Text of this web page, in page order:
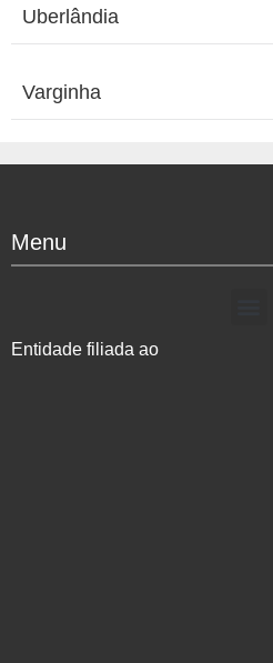
Uberlândia
Varginha
Menu
Entidade filiada ao